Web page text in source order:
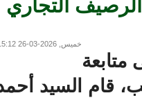
التجاري
خميس, 2026-03-26 15:12
قام السيد أحمد